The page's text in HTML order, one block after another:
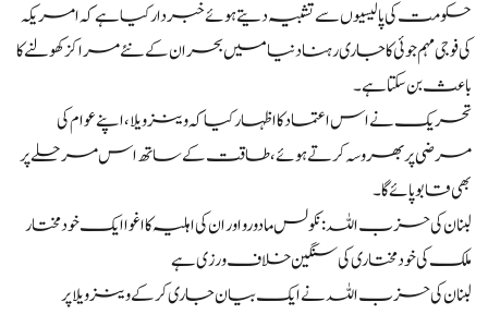
حکومت کی پالیسیوں سے تشبیہ دیتے ہوئے خبردار کیا ہے کہ امریکہ
کی فوجی مہم جوئی کا جاری رہنا دنیا میں بحران کے نئے مراکز کھولنے کا
باعث بن سکتا ہے۔
تحریک نے اس اعتماد کا اظہار کیا کہ وینزویلا، اپنے عوام کی
مرضی پر بھروسہ کرتے ہوئے، طاقت کے ساتھ اس مرحلے پر
بھی قابو پائے گا۔
لبنان کی حزب اللہ: نکولس مادورو اور ان کی اہلیہ کا اغوا ایک خودمختار
ملک کی خودمختاری کی سنگین خلاف ورزی ہے
لبنان کی حزب اللہ نے ایک بیان جاری کر کے وینزویلا پر